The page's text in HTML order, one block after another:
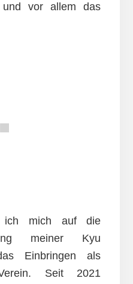
vor allem das
ich mich auf die
meiner Kyu
Einbringen als
Seit 2021